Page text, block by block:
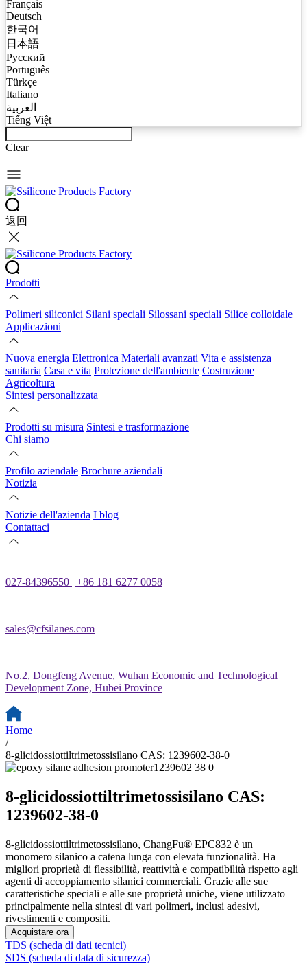
Français
Deutsch
한국어
日本語
Русский
Português
Türkçe
Italiano
العربية
Tiếng Việt
Clear
返回
Prodotti
Polimeri siliconici Silani speciali Silossani speciali Silice colloidale
Applicazioni
Nuova energia Elettronica Materiali avanzati Vita e assistenza
sanitaria Casa e vita Protezione dell'ambiente Costruzione
Agricoltura
Sintesi personalizzata
Prodotti su misura Sintesi e trasformazione
Chi siamo
Profilo aziendale Brochure aziendali
Notizia
Notizie dell'azienda I blog
Contattaci
027-84396550 | +86 181 6277 0058
sales@cfsilanes.com
No.2, Dongfeng Avenue, Wuhan Economic and Technological
Development Zone, Hubei Province
Home
/
8-glicidossiottiltrimetossisilano CAS: 1239602-38-0
8-glicidossiottiltrimetossisilano CAS:
1239602-38-0
8-glicidossiottiltrimetossisilano, ChangFu® EPC832 è un
monomero silanico a catena lunga con elevata funzionalità. Ha
migliori proprietà di flessibilità, reattività e compatibilità rispetto agli
agenti di accoppiamento silanici commerciali. Grazie alle sue
caratteristiche speciali e alle sue proprietà uniche, viene utilizzato
principalmente nella sintesi di vari polimeri, inclusi adesivi,
rivestimenti e compositi.
Acquistare ora
TDS (scheda di dati tecnici)
SDS (scheda di data di sicurezza)